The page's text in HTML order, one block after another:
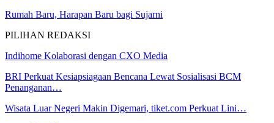
Rumah Baru, Harapan Baru bagi Sujarni
PILIHAN REDAKSI
Indihome Kolaborasi dengan CXO Media
BRI Perkuat Kesiapsiagaan Bencana Lewat Sosialisasi BCM
Penanganan…
Wisata Luar Negeri Makin Digemari, tiket.com Perkuat Lini…